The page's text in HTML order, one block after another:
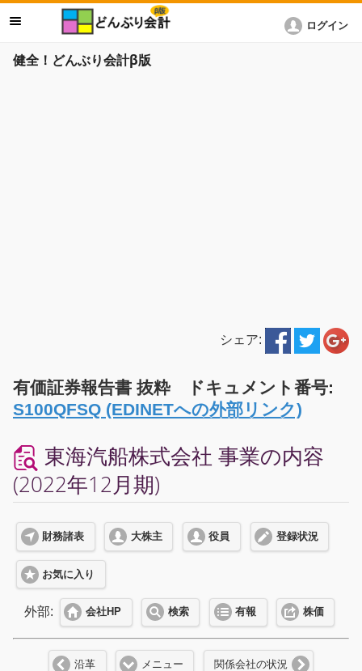
健全！どんぶり会計β版
ログイン
シェア:
有価証券報告書 抜粋 ドキュメント番号:
S100QFSQ (EDINETへの外部リンク)
東海汽船株式会社 事業の内容
(2022年12月期)
財務諸表 大株主 役員 登録状況
お気に入り
外部: 会社HP 検索 有報 株価
沿革 メニュー 関係会社の状況